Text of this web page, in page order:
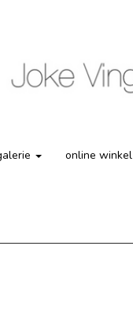
online winkel